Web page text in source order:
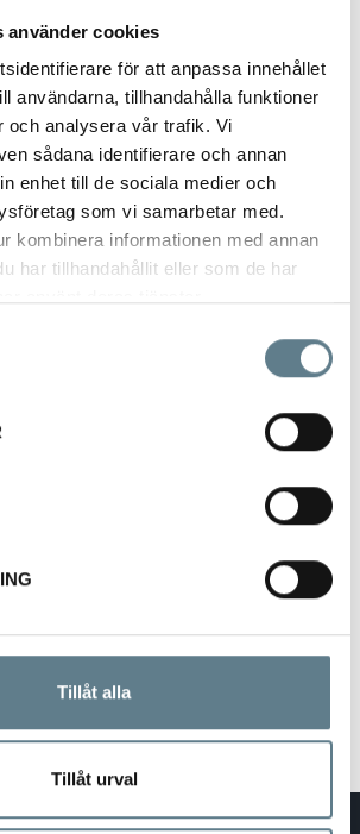
använder cookies
för att anpassa innehållet
användarna, tillhandahålla funktioner
och analysera vår trafik. Vi
sådana identifierare och annan
enhet till de sociala medier och
som vi samarbetar med.
kombinera informationen med annan
har tillhandahållit eller som de har
Tillåt alla
Tillåt urval
94B1070-10
190mm
svart
285mm
94B1060-10
285mm